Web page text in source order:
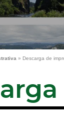
» Descarga de